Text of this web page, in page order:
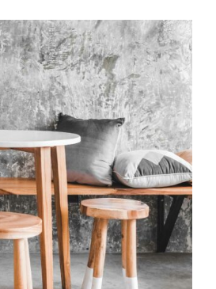
WARENKORB
/